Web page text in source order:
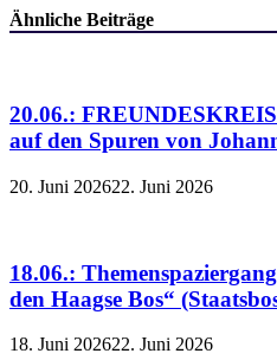
Ähnliche Beiträge
20.06.:
auf den Spuren von
20. Juni 202622. Juni 2026
18.06.:
den Haagse Bos“
18. Juni 202622. Juni 2026